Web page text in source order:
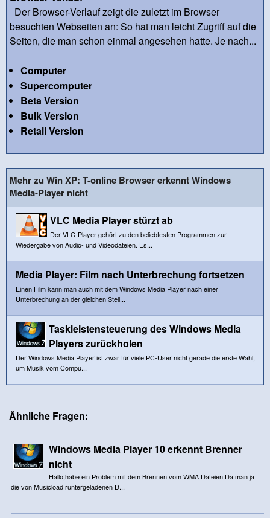
Der Browser-Verlauf zeigt die zuletzt im Browser
besuchten Webseiten an: So hat man leicht Zugriff auf die
Seiten, die man schon einmal angesehen hatte. Je nach...
Computer
Supercomputer
Beta Version
Bulk Version
Retail Version
Mehr zu Win XP: T-online Browser erkennt Windows
Media-Player nicht
VLC Media Player stürzt ab
Der VLC-Player gehört zu den beliebtesten Programmen zur
Wiedergabe von Audio- und Videodateien. Es...
Media Player: Film nach Unterbrechung fortsetzen
Einen Film kann man auch mit dem Windows Media Player nach einer
Unterbrechung an der gleichen Stell...
Taskleistensteuerung des Windows Media
Players zurückholen
Der Windows Media Player ist zwar für viele PC-User nicht gerade die erste Wahl,
um Musik vom Compu...
Ähnliche Fragen:
Windows Media Player 10 erkennt Brenner
nicht
Hallo,habe ein Problem mit dem Brennen vom WMA Dateien.Da man ja
die von Musicload runtergeladenen D...